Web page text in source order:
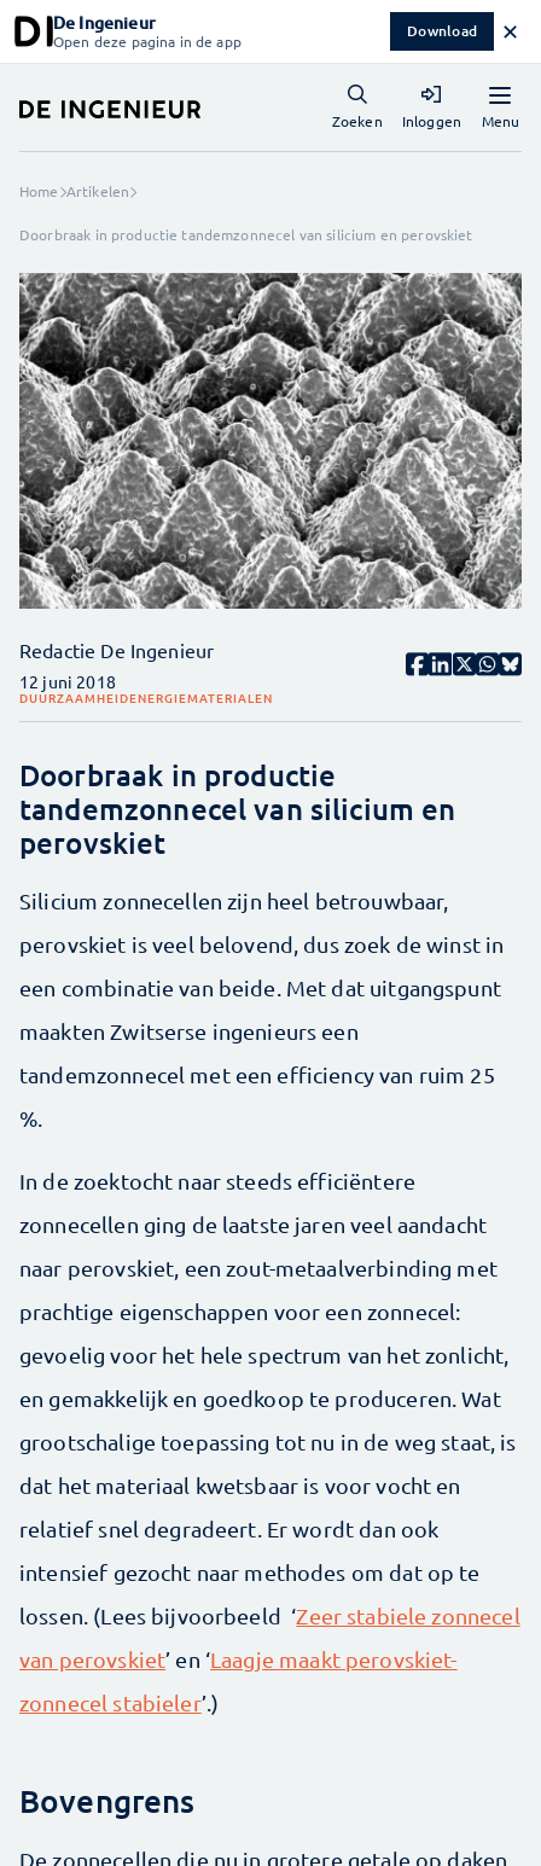
De Ingenieur
Open deze pagina in de app Download ✕
Menu
Zoeken Inloggen
Home Artikelen
Doorbraak in productie tandemzonnecel van silicium en perovskiet
Redactie De Ingenieur
12 juni 2018
DUURZAAMHEIDENERGIEMATERIALEN
Doorbraak in productie
tandemzonnecel van silicium en
perovskiet
Silicium zonnecellen zijn heel betrouwbaar,
perovskiet is veel belovend, dus zoek de winst in
een combinatie van beide. Met dat uitgangspunt
maakten Zwitserse ingenieurs een
tandemzonnecel met een efficiency van ruim 25
%.
In de zoektocht naar steeds efficiëntere
zonnecellen ging de laatste jaren veel aandacht
naar perovskiet, een zout-metaalverbinding met
prachtige eigenschappen voor een zonnecel:
gevoelig voor het hele spectrum van het zonlicht,
en gemakkelijk en goedkoop te produceren. Wat
grootschalige toepassing tot nu in de weg staat, is
dat het materiaal kwetsbaar is voor vocht en
relatief snel degradeert. Er wordt dan ook
intensief gezocht naar methodes om dat op te
lossen. (Lees bijvoorbeeld ‘Zeer stabiele zonnecel
van perovskiet’ en ‘Laagje maakt perovskiet-
zonnecel stabieler’.)
Bovengrens
De zonnecellen die nu in grotere getale op daken